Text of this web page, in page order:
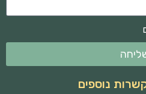
נוספים